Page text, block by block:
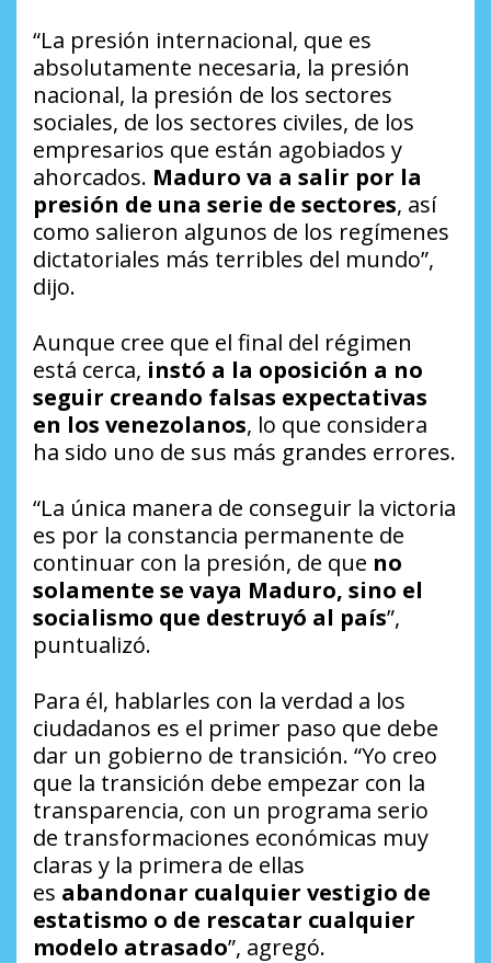
“La presión internacional, que es
absolutamente necesaria, la presión
nacional, la presión de los sectores
sociales, de los sectores civiles, de los
empresarios que están agobiados y
ahorcados. Maduro va a salir por la
presión de una serie de sectores, así
como salieron algunos de los regímenes
dictatoriales más terribles del mundo”,
dijo.
Aunque cree que el final del régimen
está cerca, instó a la oposición a no
seguir creando falsas expectativas
en los venezolanos, lo que considera
ha sido uno de sus más grandes errores.
“La única manera de conseguir la victoria
es por la constancia permanente de
continuar con la presión, de que no
solamente se vaya Maduro, sino el
socialismo que destruyó al país”,
puntualizó.
Para él, hablarles con la verdad a los
ciudadanos es el primer paso que debe
dar un gobierno de transición. “Yo creo
que la transición debe empezar con la
transparencia, con un programa serio
de transformaciones económicas muy
claras y la primera de ellas
es abandonar cualquier vestigio de
estatismo o de rescatar cualquier
modelo atrasado”, agregó.